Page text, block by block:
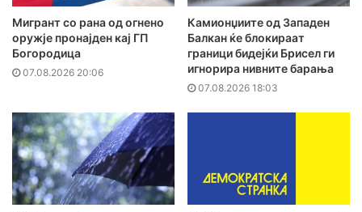
Мигрант со рана од огнено
оружје пронајден кај ГП
Богородица
07.08.2026 20:06
Камионџиите од Западен
Балкан ќе блокираат
граници бидејќи Брисел ги
игнорира нивните барања
07.08.2026 18:03